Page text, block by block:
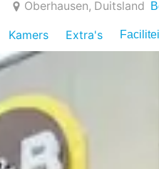
Oberhausen Duitsland
Kamers Extra's